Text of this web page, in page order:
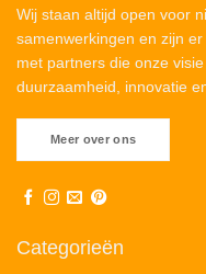
Wij staan altijd open voor
samenwerkingen en zijn
met partners die onze
duurzaamheid, innovatie
Meer over ons
Categorieën